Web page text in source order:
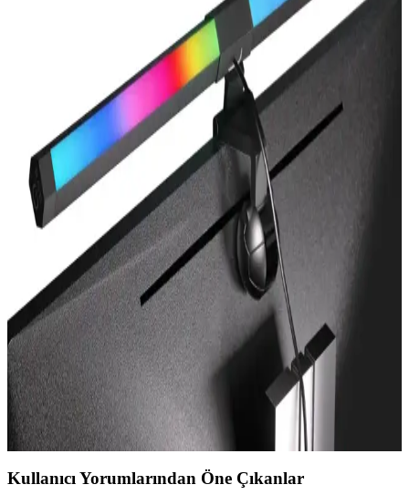
İki farklı Photon Mono H11 LED Xenon ürününü detaylı
karşılaştırıyoruz. Yüksek ışık gücü, uyumluluk ve kullanıcı
yorumlarıyla en uygun otomobil farı seçimini yapmanıza yardımcı
SİSA SENİSTESENAL T10 Dipsiz W5w Canbus
LED Ampul: Yüksek Performanslı Otomobil
Aydınlatması
SİSA'nın geliştirdiği T10 W5w Canbus LED ampul, yüksek enerji
verimliliği ve kolay montajıyla otomobilinizin aydınlatmasını yeniler,
gece sürüşlerini güvenli ve konforlu hale getirir.
Philips Beyaz Ampuller ve Aydınlatma
Teknolojilerinde Yenilikler ve Gelecek Vizyonu
Philips’in beyaz ampulleri, enerji tasarrufu, akıllı kontrol ve
sürdürülebilirlik özellikleriyle modern aydınlatma çözümleri sunar,
yaşam kalitenizi artırır.
Monitör Lambası Seçimi ve Çalışma Ortamını
Yenileme Rehberi
Göz sağlığını koruyan ve çalışma alanınızı kişiselleştiren monitör
lambaları hakkında detaylı bilgi ve en iyi modellerin seçim kriterleri.
Kullanıcı Yorumlarından Öne Çıkanlar